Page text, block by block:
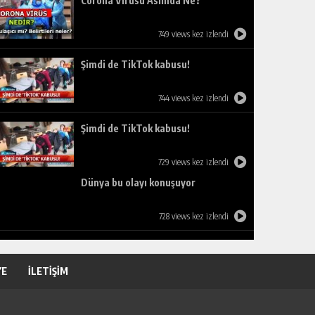
749 views kez izlendi
Şimdi de TikTok kabusu!
744 views kez izlendi
Şimdi de TikTok kabusu!
729 views kez izlendi
Dünya bu olayı konuşuyor
728 views kez izlendi
İLETİŞİM